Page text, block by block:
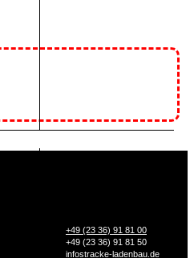
+49 (23 36) 91 81 00
+49 (23 36) 91 81 50
infostracke-ladenbau.de